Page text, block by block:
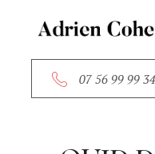
07 56 99 99 34
ACCUEIL
SERVICES